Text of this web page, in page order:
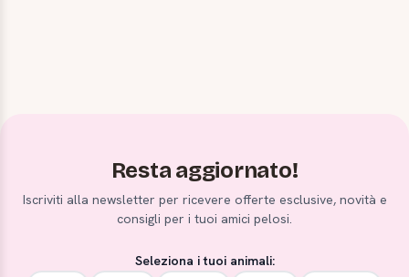
Resta aggiornato!
Iscriviti alla newsletter per ricevere offerte esclusive, novità e
consigli per i tuoi amici pelosi.
Seleziona i tuoi animali: